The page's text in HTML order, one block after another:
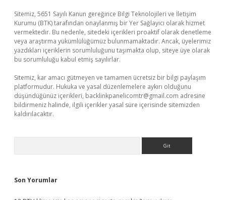
Sitemiz, 5651 Sayılı Kanun gereğince Bilgi Teknolojileri ve İletişim
Kurumu (BTK) tarafından onaylanmış bir Yer Sağlayıcı olarak hizmet
vermektedir. Bu nedenle, sitedeki içerikleri proaktif olarak denetleme
veya araştırma yükümlülüğümüz bulunmamaktadır. Ancak, üyelerimiz
yazdıkları içeriklerin sorumluluğunu taşımakta olup, siteye üye olarak
bu sorumluluğu kabul etmiş sayılırlar.
Sitemiz, kar amacı gütmeyen ve tamamen ücretsiz bir bilgi paylaşım
platformudur. Hukuka ve yasal düzenlemelere aykırı olduğunu
düşündüğünüz içerikleri, backlinkpanelicomtr@gmail.com adresine
bildirmeniz halinde, ilgili içerikler yasal süre içerisinde sitemizden
kaldırılacaktır.
Son Yorumlar